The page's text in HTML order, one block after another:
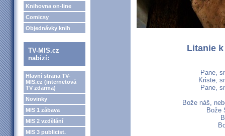
Knihovna on-line
Comicsy
Objednávky knih
TV-MIS.cz
nabízí:
Hlavní strana TV-
MIS.cz (internetová
TV zdarma)
Novinky
MIS 1 zábava
MIS 2 vzdělání
MIS 3 publicist.
Litanie
Pane,
Kriste,
Pane,
Bože náš,
Bože